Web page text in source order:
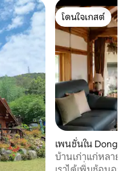
โดนใจเกสต์
โดนใจเกสต์
เพนชั่นใน
Goseong
บ้านเก่าแก่หลายร้
(บ้านเดี่ยว) วางใจ